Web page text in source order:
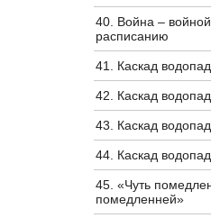
40. Война –
расписанию
41. Каскад
42. Каскад
43. Каскад
44. Каскад
45. «Чуть
помедленней»